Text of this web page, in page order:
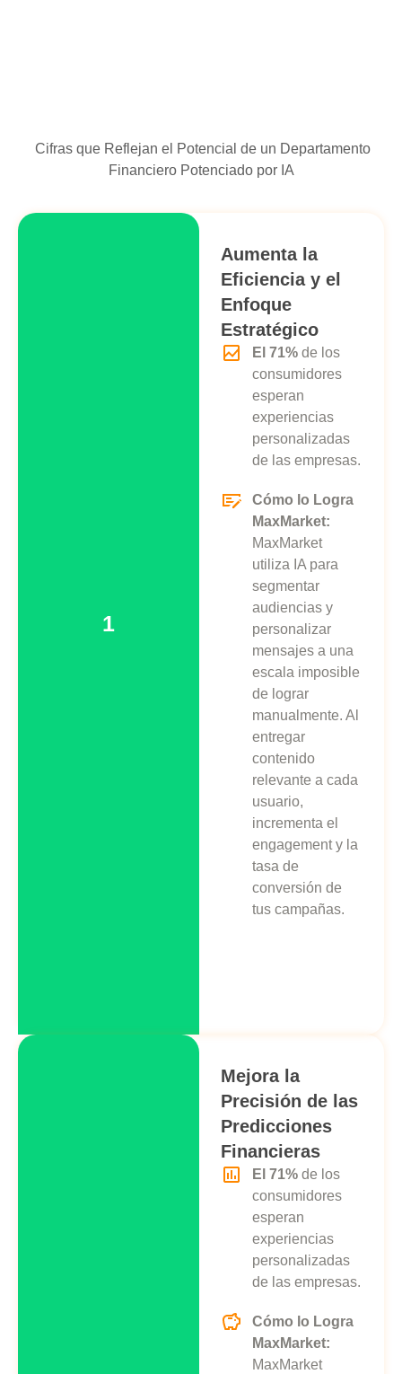
Cifras que Reflejan el Potencial de un Departamento
Financiero Potenciado por IA
1
Aumenta la
Eficiencia y el
Enfoque
Estratégico
El 71%de los
consumidores
esperan
experiencias
personalizadas
de las empresas.
Cómo lo Logra
MaxMarket:
MaxMarket
utiliza IA para
segmentar
audiencias y
personalizar
mensajes a una
escala imposible
de lograr
manualmente. Al
entregar
contenido
relevante a cada
usuario,
incrementa el
engagement y la
tasa de
conversión de
tus campañas.
Mejora la
Precisión de las
Predicciones
Financieras
El 71%de los
consumidores
esperan
experiencias
personalizadas
de las empresas.
Cómo lo Logra
MaxMarket:
MaxMarket